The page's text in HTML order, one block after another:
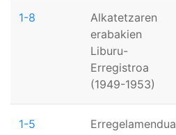
1-8
Alkatetzaren
erabakien
Liburu-
Erregistroa
(1949-1953)
1-5
Erregelamendua